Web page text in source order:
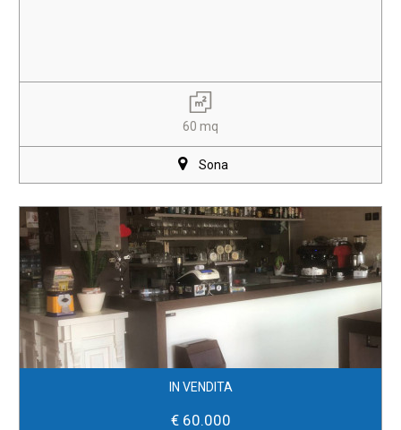
60 mq
Sona
IN VENDITA
€ 60.000